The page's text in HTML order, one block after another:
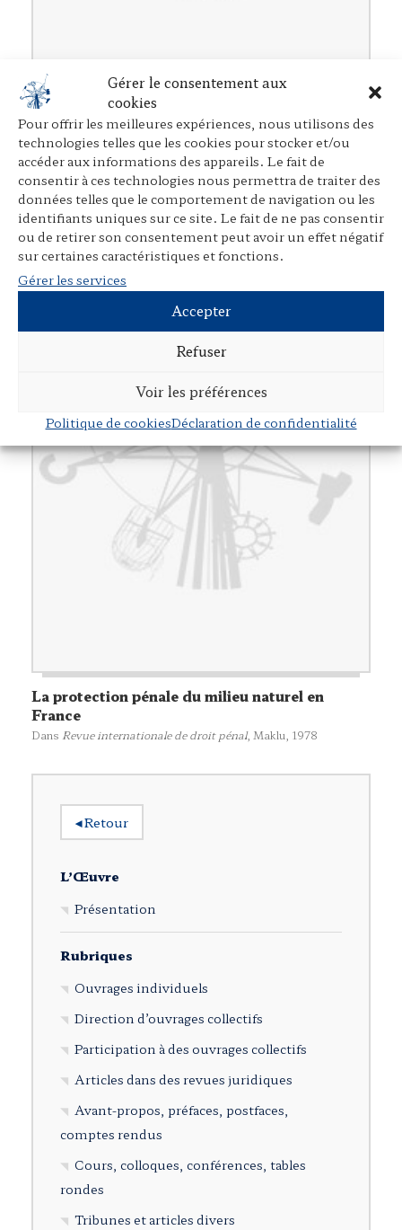
Gérer le consentement aux
cookies
Pour offrir les meilleures expériences, nous utilisons des
technologies telles que les cookies pour stocker et/ou
accéder aux informations des appareils. Le fait de
consentir à ces technologies nous permettra de traiter des
données telles que le comportement de navigation ou les
identifiants uniques sur ce site. Le fait de ne pas consentir
ou de retirer son consentement peut avoir un effet négatif
sur certaines caractéristiques et fonctions.
Gérer les services
Accepter
Refuser
Voir les préférences
Politique de cookiesDéclaration de confidentialité
La responsabilité pénale des groupements et
l’avant-projet de Code pénal
DansRevue internationale de droit pénal,Maklu, 1979
La protection pénale du milieu naturel en
France
Dans Revue internationale de droit pénal, Maklu, 1978
◂Retour
L’Œuvre
Présentation
Rubriques
Ouvrages individuels
Direction d’ouvrages collectifs
Participation à des ouvrages collectifs
Articles dans des revues juridiques
Avant-propos, préfaces, postfaces,
comptes rendus
Cours, colloques, conférences, tables
rondes
Tribunes et articles divers